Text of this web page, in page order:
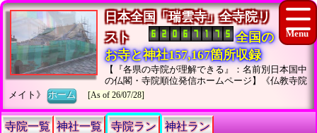
日本全国「瑞雲寺」全寺院リ
スト
全国の
お寺と神社157,167箇所収録
【『各県の寺院が理解できる』：名前別日本国中
の仏閣・寺院順位発信ホームページ】《仏教寺院
メイト》ホーム [As of 26/07/28]
寺院一覧 神社一覧
寺院ラン
神社ラン